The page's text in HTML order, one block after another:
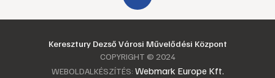
Keresztury Dezső Városi Művelődési Központ
COPYRIGHT © 2024
WEBOLDALKÉSZÍTÉS: Webmark Europe Kft.